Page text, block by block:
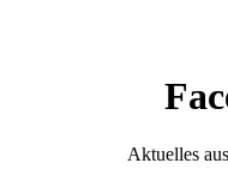
Aktuelles